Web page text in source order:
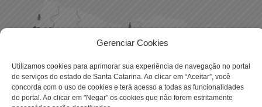
Gerenciar Cookies
Utilizamos cookies para aprimorar sua experiência de navegação no portal
de serviços do estado de Santa Catarina. Ao clicar em “Aceitar”, você
concorda com o uso de cookies e terá acesso a todas as funcionalidades
do portal. Ao clicar em "Negar" os cookies que não forem estritamente